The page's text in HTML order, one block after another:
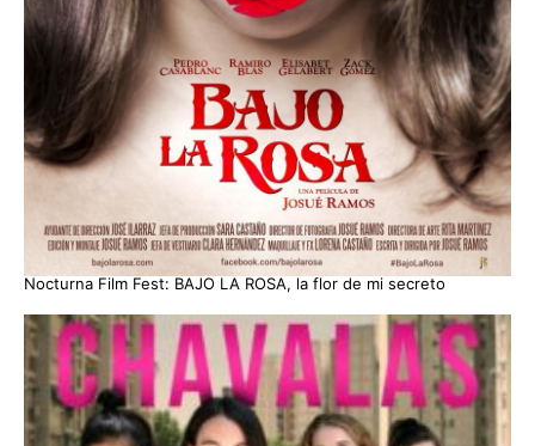
Nocturna Film Fest: BAJO LA ROSA, la flor de mi secreto